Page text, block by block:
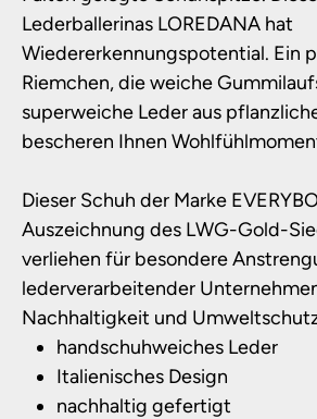
Lederballerinas LOREDANA hat
Wiedererkennungspotential. Ein
Riemchen, die weiche
superweiche Leder aus
bescheren Ihnen
Dieser Schuh der Marke
Auszeichnung des LWG-Gold-
verliehen für besondere
lederverarbeitender
Nachhaltigkeit und
handschuhweiches Leder
Italienisches Design
nachhaltig gefertigt